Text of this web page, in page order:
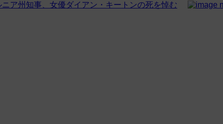
ア州知事、女優ダイアン・キートンの死を悼む